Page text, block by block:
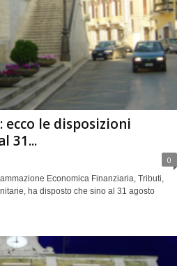
ecco le disposizioni
31...
0
Economica Finanziaria, Tributi,
ha disposto che sino al 31 agosto